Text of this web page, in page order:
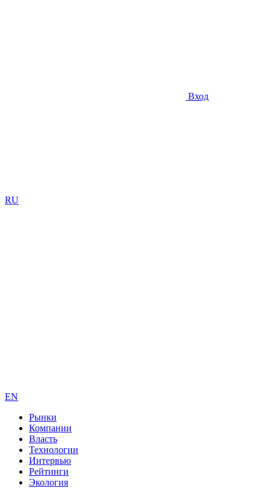
Вход
RU
EN
Рынки
Компании
Власть
Технологии
Интервью
Рейтинги
Экология